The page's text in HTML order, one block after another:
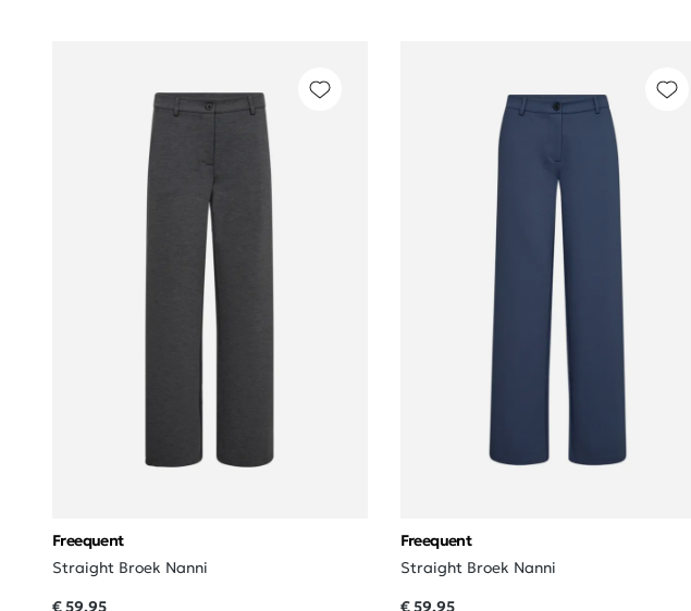
Freequent
Straight Broek Nanni
€ 59,95
Freequent
Straight Broek Nanni
€ 59,95